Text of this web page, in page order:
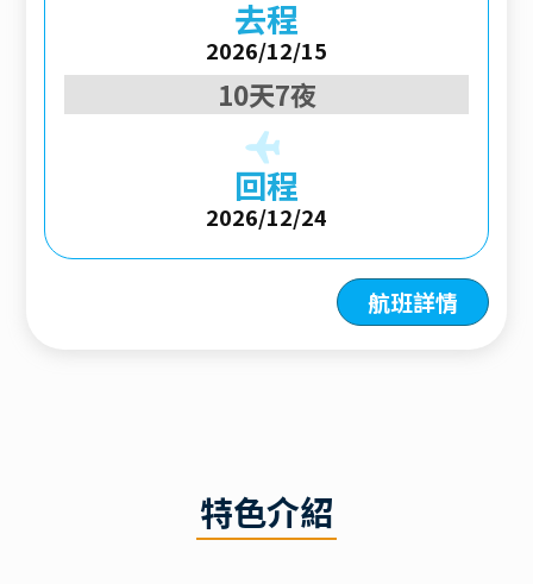
去程
2026/12/15
10天7夜
回程
2026/12/24
航班詳情
特色介紹